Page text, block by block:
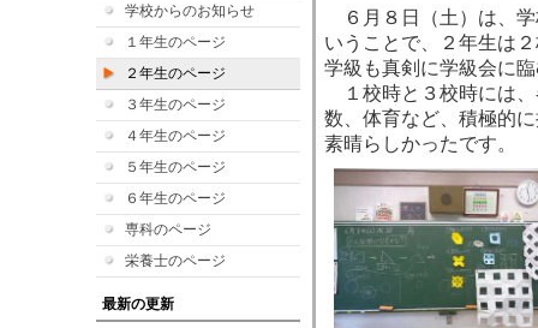
学校からのお知らせ
１年生のページ
２年生のページ
３年生のページ
４年生のページ
５年生のページ
６年生のページ
専科のページ
栄養士のページ
最新の更新
６月８日（土）は、学
いうことで、２年生は
学級も真剣に学級会に
１校時と３校時には、
数、体育など、積極的
素晴らしかったです。